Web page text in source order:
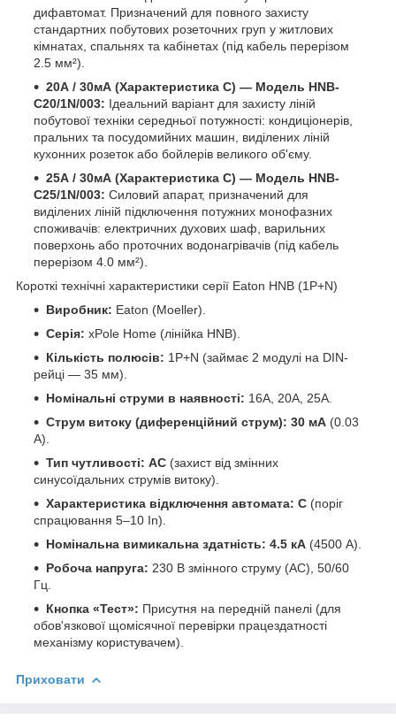
дифавтомат. Призначений для повного захисту
стандартних побутових розеточних груп у житлових
кімнатах, спальнях та кабінетах (під кабель перерізом
2.5 мм²).
20А / 30мА (Характеристика C) — Модель HNB-
C20/1N/003: Ідеальний варіант для захисту ліній
побутової техніки середньої потужності: кондиціонерів,
пральних та посудомийних машин, виділених ліній
кухонних розеток або бойлерів великого об'єму.
25А / 30мА (Характеристика C) — Модель HNB-
C25/1N/003: Силовий апарат, призначений для
виділених ліній підключення потужних монофазних
споживачів: електричних духових шаф, варильних
поверхонь або проточних водонагрівачів (під кабель
перерізом 4.0 мм²).
Короткі технічні характеристики серії Eaton HNB (1P+N)
Виробник: Eaton (Moeller).
Серія: xPole Home (лінійка HNB).
Кількість полюсів: 1P+N (займає 2 модулі на DIN-
рейці — 35 мм).
Номінальні струми в наявності: 16А, 20А, 25А.
Струм витоку (диференційний струм): 30 мА (0.03
А).
Тип чутливості: AC (захист від змінних
синусоїдальних струмів витоку).
Характеристика відключення автомата: C (поріг
спрацювання 5–10 In).
Номінальна вимикальна здатність: 4.5 кА (4500 А).
Робоча напруга: 230 В змінного струму (AC), 50/60
Гц.
Кнопка «Тест»: Присутня на передній панелі (для
обов'язкової щомісячної перевірки працездатності
механізму користувачем).
Приховати